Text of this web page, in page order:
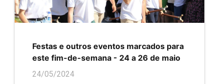
Festas e outros eventos marcados para
este fim-de-semana - 24 a 26 de maio
24/05/2024